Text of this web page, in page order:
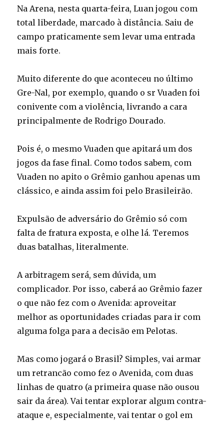
Na Arena, nesta quarta-feira, Luan jogou com
total liberdade, marcado à distância. Saiu de
campo praticamente sem levar uma entrada
mais forte.
Muito diferente do que aconteceu no último
Gre-Nal, por exemplo, quando o sr Vuaden foi
conivente com a violência, livrando a cara
principalmente de Rodrigo Dourado.
Pois é, o mesmo Vuaden que apitará um dos
jogos da fase final. Como todos sabem, com
Vuaden no apito o Grêmio ganhou apenas um
clássico, e ainda assim foi pelo Brasileirão.
Expulsão de adversário do Grêmio só com
falta de fratura exposta, e olhe lá. Teremos
duas batalhas, literalmente.
A arbitragem será, sem dúvida, um
complicador. Por isso, caberá ao Grêmio fazer
o que não fez com o Avenida: aproveitar
melhor as oportunidades criadas para ir com
alguma folga para a decisão em Pelotas.
Mas como jogará o Brasil? Simples, vai armar
um retrancão como fez o Avenida, com duas
linhas de quatro (a primeira quase não ousou
sair da área). Vai tentar explorar algum contra-
ataque e, especialmente, vai tentar o gol em